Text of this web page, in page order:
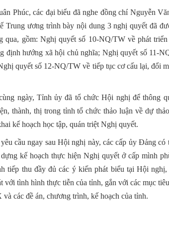
Phúc, các đại biểu đã nghe đồng chí Nguyễn
ương trình bày nội dung 3 nghị quyết đã
gồm: Nghị quyết số 10-NQ/TW về phát
định hướng xã hội chủ nghĩa; Nghị quyết số 11-
quyết số 12-NQ/TW về tiếp tục cơ cấu lại, đổi
ngày, Tỉnh ủy đã tổ chức Hội nghị để thông
thành, thị trong tỉnh tổ chức thảo luận về dự
kế hoạch học tập, quán triệt Nghị quyết.
cầu ngay sau Hội nghị này, các cấp ủy Đảng có
kế hoạch thực hiện Nghị quyết ở cấp mình
thu đầy đủ các ý kiến phát biểu tại Hội nghị,
tình hình thực tiễn của tỉnh, gắn với các mục
các đề án, chương trình, kế hoạch của tỉnh.